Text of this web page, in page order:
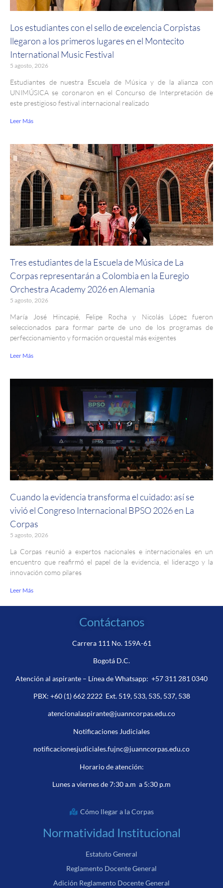
Los estudiantes con el sello de excelencia Corpistas
llegaron a los primeros lugares en el Montecito
International Music Festival
5 agosto, 2026
Estudiantes de nuestra Escuela de Música y de la alianza con
UNIMÚSICA se coronaron en el Concurso de Interpretación de
este prestigioso festival internacional realizado
Leer Más
Tres estudiantes de la Escuela de Música de La
Corpas representarán a Colombia en la Euregio
Orchestra Academy 2026 en Alemania
5 agosto, 2026
María José Hincapié, Felipe Rocha y Nicolás López fueron
seleccionados para formar parte de uno de los programas de
perfeccionamiento y formación orquestal más exigentes
Leer Más
Cuando la evidencia transforma el cuidado: así se
vivió el Congreso Internacional BPSO 2026 en La
Corpas
5 agosto, 2026
La Corpas reunió a expertos nacionales e internacionales en un
encuentro que reafirmó el papel de la evidencia, el liderazgo y la
innovación como pilares
Leer Más
Contáctanos
Carrera 111 No. 159A-61
Bogotá D.C.
Atención al aspirante – Línea de Whatsapp: +57 311 281 0340
PBX: +60 (1) 662 2222Ext. 519, 533, 535, 537, 538
atencionalaspirante@juanncorpas.edu.co
Notificaciones Judiciales
notificacionesjudiciales.fujnc@juanncorpas.edu.co
Horario de atención:
Lunes a viernes de 7:30 a.m a 5:30 p.m
Cómo llegar a la Corpas
Normatividad Institucional
Estatuto General
Reglamento Docente General
Adición Reglamento Docente General